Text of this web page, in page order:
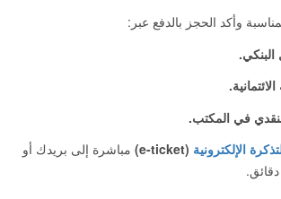
وأكد الحجز بالدفع عبر:
البنكي.
في المكتب.
الإلكترونية (e-ticket)
مباشرة إلى بريدك أو